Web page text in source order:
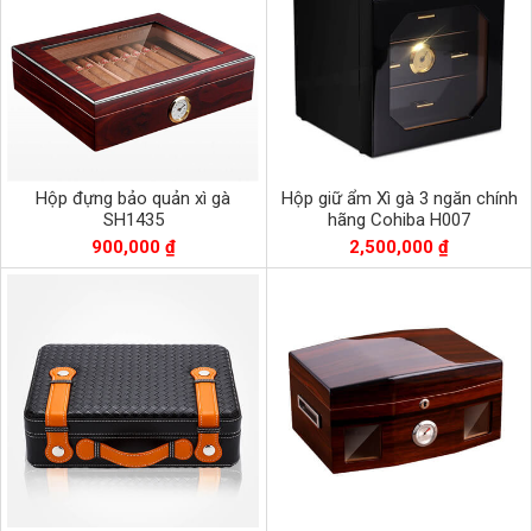
Hộp đựng bảo quản xì gà
SH1435
900,000 ₫
Hộp giữ ẩm Xì gà 3 ngăn chính
hãng Cohiba H007
2,500,000 ₫